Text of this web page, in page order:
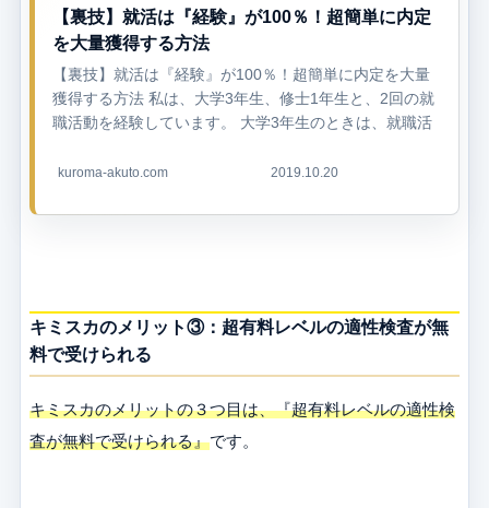
【裏技】就活は『経験』が100％！超簡単に内定
を大量獲得する方法
【裏技】就活は『経験』が100％！超簡単に内定を大量
獲得する方法 私は、大学3年生、修士1年生と、2回の就
職活動を経験しています。 大学3年生のときは、就職活
東京大学大学院にも合...
kuroma-akuto.com 2019.10.20
キミスカのメリット③：超有料レベルの適性検査が無
料で受けられる
キミスカのメリットの３つ目は、『超有料レベルの適性検
査が無料で受けられる』です。